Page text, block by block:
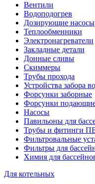
Вентили
Водоподогрев
Дозирующие насосы
Теплообменники
Электронагреватели
Закладные детали
Донные сливы
Скиммеры
Трубы прохода
Устройства забора
Форсунки заборные
Форсунки
Насосы
Павильоны для
Трубы и фитинги
Фильтровальные
Фильтры для
Химия для
Для котельных